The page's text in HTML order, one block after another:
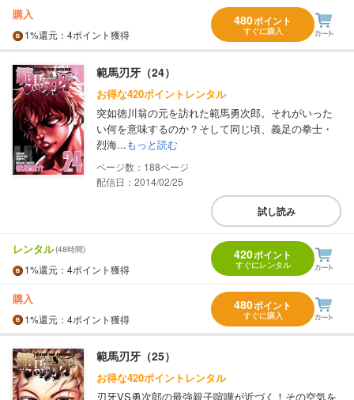
購入
1%還元 ：4ポイント獲得
480ポイント
すぐに購入
範馬刃牙（24）
お得な420ポイントレンタル
突如徳川翁の元を訪れた範馬勇次郎。それがいった
い何を意味するのか？そして同じ頃、義足の拳士・
烈海...もっと読む
188
配信日：2014/02/25
試し読み
レンタル(48時間)
1%還元 ：4ポイント獲得
420ポイント
すぐにレンタル
購入
1%還元 ：4ポイント獲得
480ポイント
すぐに購入
範馬刃牙（25）
お得な420ポイントレンタル
刃牙VS勇次郎の最強親子喧嘩が近づく！その空気を